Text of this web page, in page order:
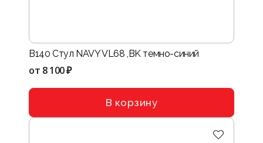
B140 Стул NAVY VL68 ,BK темно-синий
от 8 100 ₽
В корзину